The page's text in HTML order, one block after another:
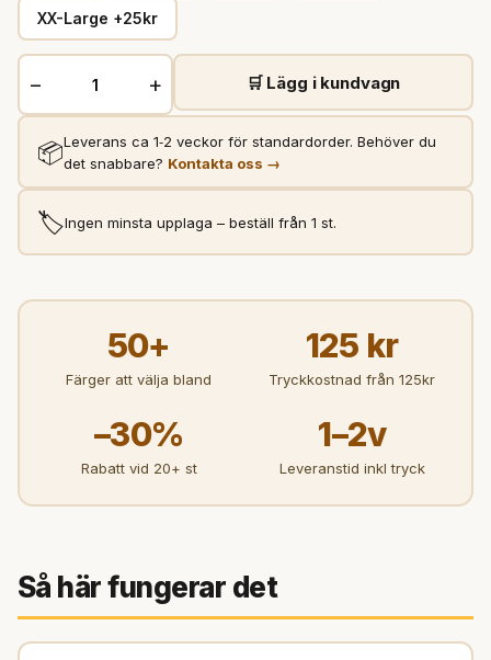
XX-Large +25kr
− + 🛒 Lägg i kundvagn
📦Leverans ca 1‑2 veckor för standardorder. Behöver du
det snabbare? Kontakta oss →
🏷️Ingen minsta upplaga – beställ från 1 st.
50+
Färger att välja bland
125 kr
Tryckkostnad från 125kr
–30%
Rabatt vid 20+ st
1–2v
Leveranstid inkl tryck
Så här fungerar det